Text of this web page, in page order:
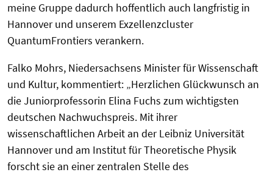
meine Gruppe dadurch hoffentlich auch langfristig in
Hannover und unserem Exzellenzcluster
QuantumFrontiers verankern.
Falko Mohrs, Niedersachsens Minister für Wissenschaft
und Kultur, kommentiert: „Herzlichen Glückwunsch an
die Juniorprofessorin Elina Fuchs zum wichtigsten
deutschen Nachwuchspreis. Mit ihrer
wissenschaftlichen Arbeit an der Leibniz Universität
Hannover und am Institut für Theoretische Physik
forscht sie an einer zentralen Stelle des